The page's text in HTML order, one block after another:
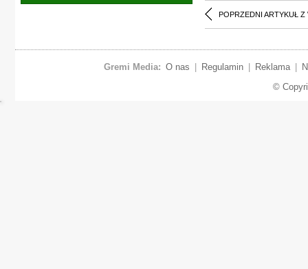
POPRZEDNI ARTYKUŁ Z
Gremi Media: O nas Regulamin Reklama
©